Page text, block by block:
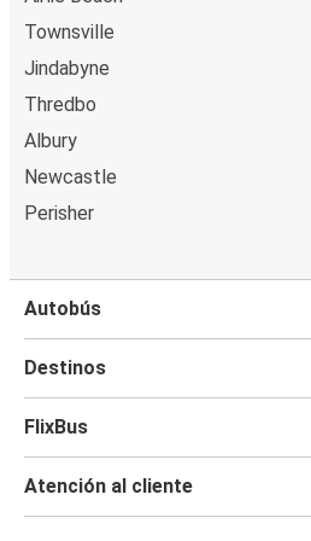
Townsville
Jindabyne
Thredbo
Albury
Newcastle
Perisher
Autobús
Destinos
FlixBus
Atención al cliente